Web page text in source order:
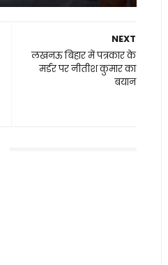
NEXT
लखनऊ बिहार में पत्रकार के
मर्डर पर नीतीश कुमार का
बयान